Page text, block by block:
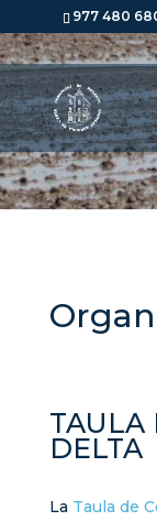
977 480
TAULA
DELTA
La Taula de